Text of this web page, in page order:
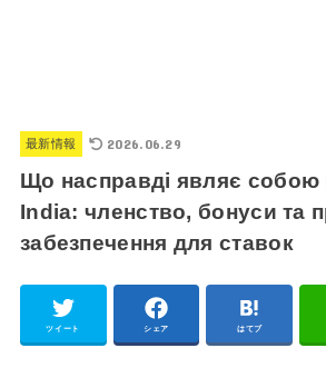
最新情報 2026.06.29
Що насправді являє собою
India: членство, бонуси та
забезпечення для ставок
ツイート シェア はてブ